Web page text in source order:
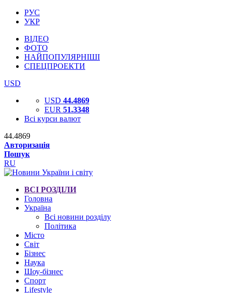
РУС
УКР
ВІДЕО
ФОТО
НАЙПОПУЛЯРНІШІ
СПЕЦПРОЕКТИ
USD
USD 44.4869
EUR 51.3348
Всі курси валют
44.4869
Авторизація
Пошук
RU
ВСІ РОЗДІЛИ
Головна
Україна
Всі новини розділу
Політика
Місто
Світ
Бізнес
Наука
Шоу-бізнес
Спорт
Lifestyle